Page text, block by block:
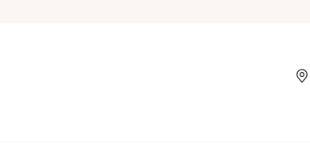
Aller à l'accueil de Crédit Municipal de Paris